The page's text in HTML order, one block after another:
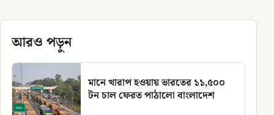
আরও পড়ুন
মানে খারাপ হওয়ায় ভারতের ১১,৫০০
টন চাল ফেরত পাঠালো বাংলাদেশ